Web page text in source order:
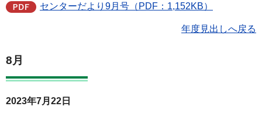
センターだより9月号（PDF：1,152KB）
年度見出しへ戻る
8月
2023年7月22日